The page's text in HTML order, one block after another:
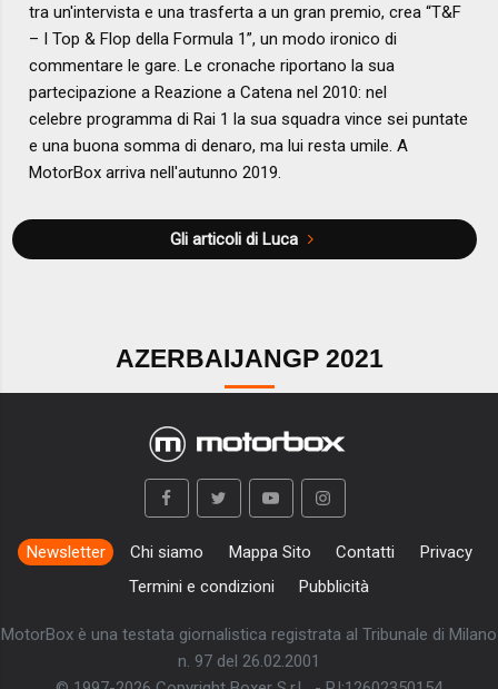
tra un'intervista e una trasferta a un gran premio, crea “T&F
– I Top & Flop della Formula 1”, un modo ironico di
commentare le gare. Le cronache riportano la sua
partecipazione a Reazione a Catena nel 2010: nel
celebre programma di Rai 1 la sua squadra vince sei puntate
e una buona somma di denaro, ma lui resta umile. A
MotorBox arriva nell'autunno 2019.
Gli articoli di Luca
AZERBAIJANGP 2021
Newsletter Chi siamo Mappa Sito Contatti
Privacy
Termini e condizioni
Pubblicità
MotorBox è una testata giornalistica registrata al Tribunale di Milano
n. 97 del 26.02.2001